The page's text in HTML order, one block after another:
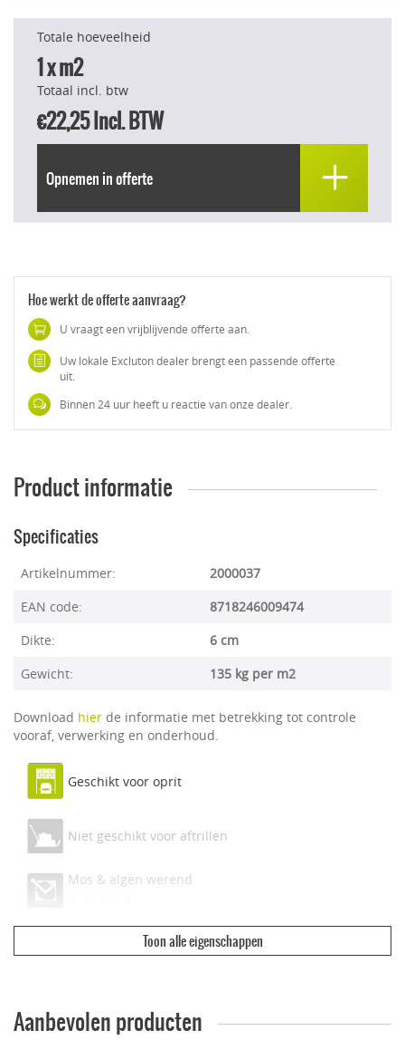
Totale hoeveelheid
1x m2
Totaal incl. btw
€22,25Incl. BTW
Opnemen in offerte
Hoe werkt de offerte aanvraag?
U vraagt een vrijblijvende offerte aan.
Uw lokale Excluton dealer brengt een passende offerte
uit.
Binnen 24 uur heeft u reactie van onze dealer.
Product informatie
Specificaties
Artikelnummer:
2000037
EAN code:
8718246009474
Dikte:
6 cm
Gewicht:
135 kg per m2
Download hier de informatie met betrekking tot controle
vooraf, verwerking en onderhoud.
Geschikt voor oprit
Niet geschikt voor aftrillen
Mos & algen werend
Ecologisch & duurzaam
Toon alle eigenschappen
Aanbevolen producten